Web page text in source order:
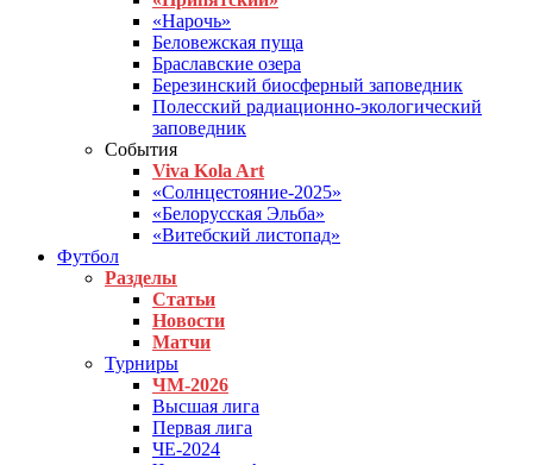
«Нарочь»
Беловежская пуща
Браславские озера
Березинский биосферный заповедник
Полесский радиационно-экологический
заповедник
События
Viva Kola Art
«Солнцестояние-2025»
«Белорусская Эльба»
«Витебский листопад»
Футбол
Разделы
Статьи
Новости
Матчи
Турниры
ЧМ-2026
Высшая лига
Первая лига
ЧЕ-2024